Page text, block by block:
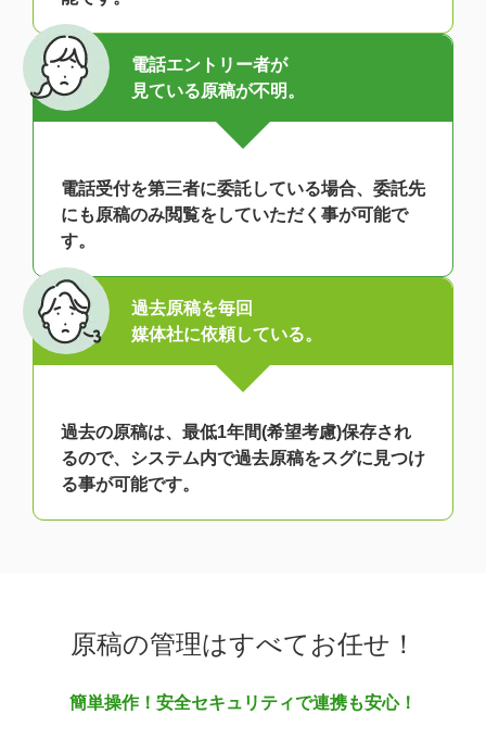
電話エントリー者が
見ている原稿が不明。
電話受付を第三者に委託している場合、委託先
にも原稿のみ閲覧をしていただく事が可能で
す。
過去原稿を毎回
媒体社に依頼している。
過去の原稿は、最低1年間(希望考慮)保存され
るので、システム内で過去原稿をスグに見つけ
る事が可能です。
原稿の管理はすべてお任せ！
簡単操作！安全セキュリティで連携も安心！